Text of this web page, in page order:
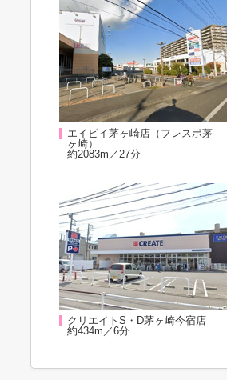
エイビイ茅ヶ崎店（フレスポ茅
ヶ崎）
約2083m／27分
クリエイトS・D茅ヶ崎今宿店
約434m／6分